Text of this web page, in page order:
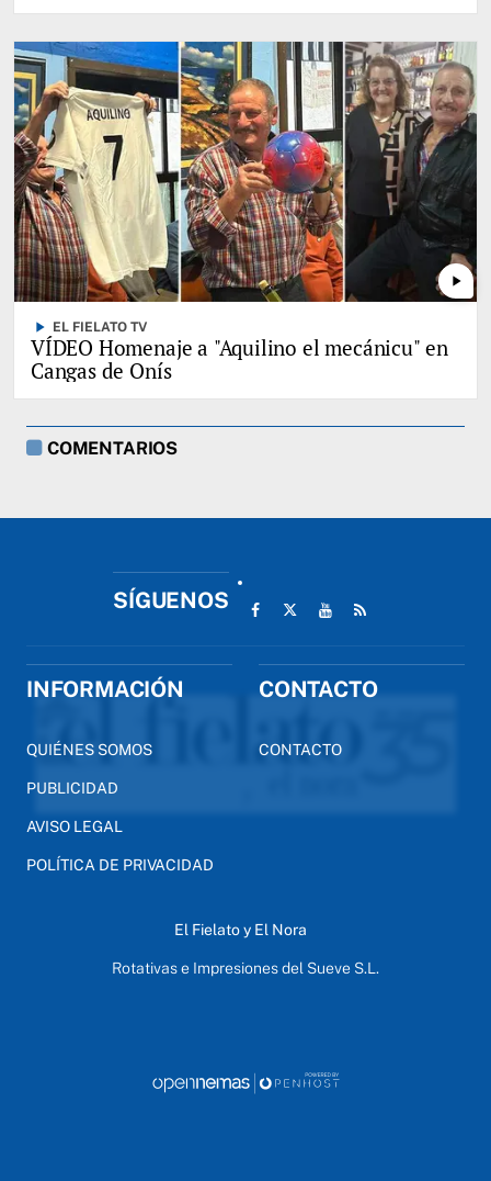
play_arrow
play_arrow EL FIELATO TV
VÍDEO Homenaje a "Aquilino el mecánicu" en
Cangas de Onís
COMENTARIOS
SÍGUENOS
INFORMACIÓN
QUIÉNES SOMOS
PUBLICIDAD
AVISO LEGAL
POLÍTICA DE PRIVACIDAD
CONTACTO
CONTACTO
El Fielato y El Nora
Rotativas e Impresiones del Sueve S.L.